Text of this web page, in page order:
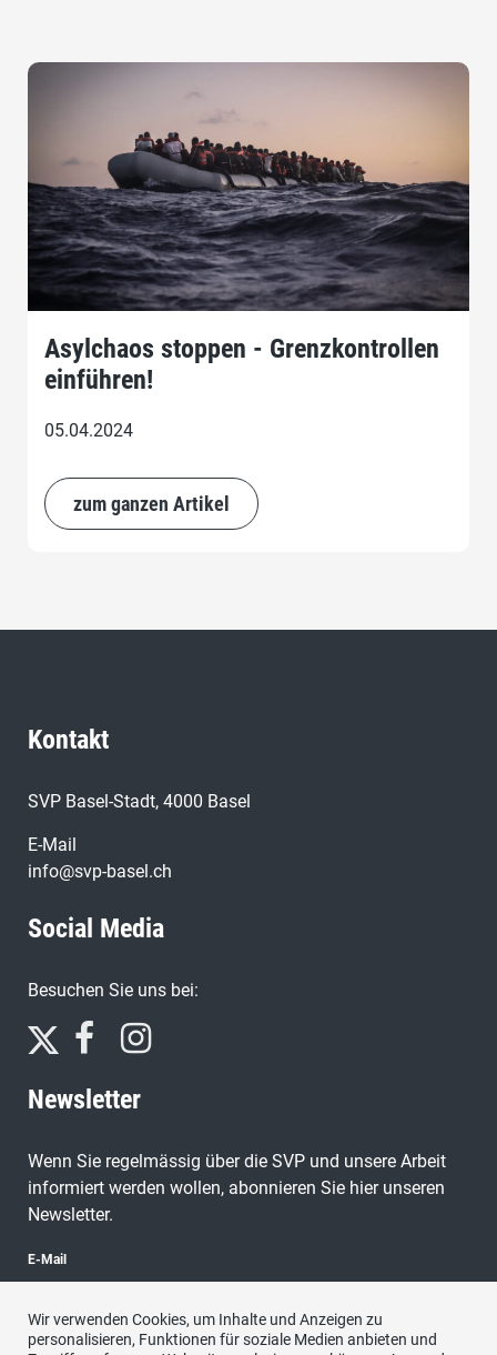
Asylchaos stoppen - Grenzkontrollen
einführen!
05.04.2024
zum ganzen Artikel
Kontakt
SVP Basel-Stadt, 4000 Basel
E-Mail
info@svp-basel.ch
Social Media
Besuchen Sie uns bei:
Newsletter
Wenn Sie regelmässig über die SVP und unsere Arbeit
informiert werden wollen, abonnieren Sie hier unseren
Newsletter.
E-Mail
Wir verwenden Cookies, um Inhalte und Anzeigen zu
personalisieren, Funktionen für soziale Medien anbieten und